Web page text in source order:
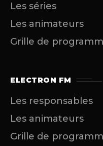
Les séries
Les animateurs
Grille de
ELECTRON FM
Les responsables
Les animateurs
Grille de